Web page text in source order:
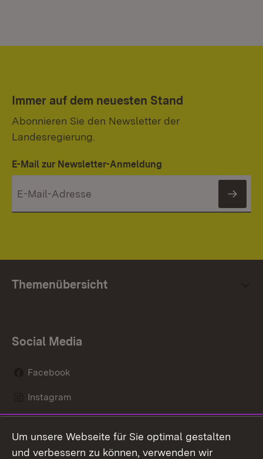
Immer auf dem neuesten Stand
Abonnieren Sie den Newsletter der
Landesregierung.
E-Mail zur Newsletter-Anmeldung
Themenübersicht
Social Media
Facebook
Instagram
Mastodon
Um unsere Webseite für Sie optimal gestalten
und verbessern zu können, verwenden wir